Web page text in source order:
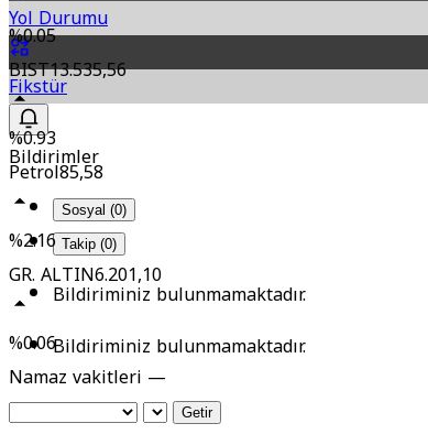
Yol Durumu
Fikstür
Bildirimler
Sosyal (0)
Takip (0)
Bildiriminiz bulunmamaktadır.
Bildiriminiz bulunmamaktadır.
%0.05
BIST13.535,56
%0.93
Petrol85,58
%2.16
GR. ALTIN6.201,10
%0.06
Namaz vakitleri —
Getir